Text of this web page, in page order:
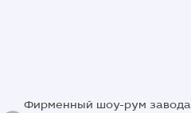
Фирменный шоу-рум завода